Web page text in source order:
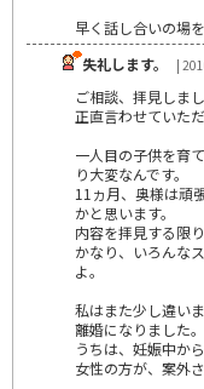
早く話し合いの場
失礼します。
|
ご相談、拝見しまし
正直言わせていた
一人目の子供を育
り大変なんです。
11ヵ月、奥様は頑
かと思います。
内容を拝見する限
かなり、いろんな
よ。
私はまた少し違い
離婚になりました。
うちは、妊娠中か
女性の方が、案外